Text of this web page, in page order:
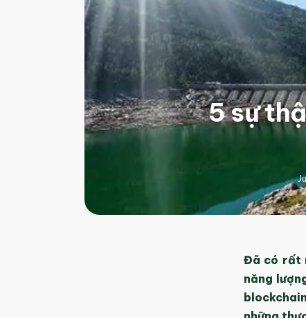
5 sự
Đã có rất
năng